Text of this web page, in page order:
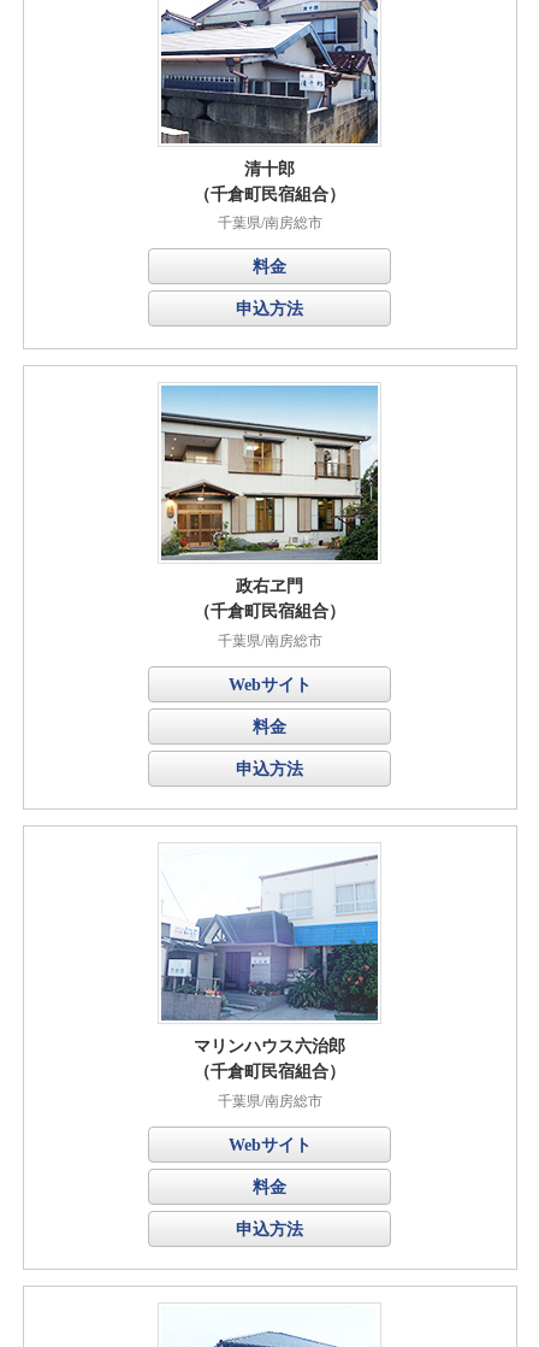
清十郎
（千倉町民宿組合）
千葉県/南房総市
料金
申込方法
政右ヱ門
（千倉町民宿組合）
千葉県/南房総市
Webサイト
料金
申込方法
マリンハウス六治郎
（千倉町民宿組合）
千葉県/南房総市
Webサイト
料金
申込方法